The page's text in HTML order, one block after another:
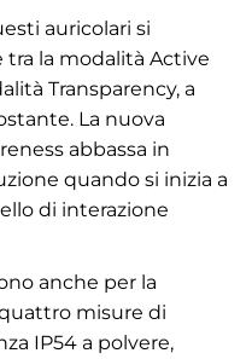
auricolari si
la modalità Active
Transparency, a
La nuova
abbassa in
quando si inizia a
di interazione
anche per la
misure di
IP54 a polvere,